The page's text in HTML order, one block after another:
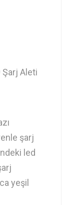
Şarj Aleti
şarj
led
yeşil